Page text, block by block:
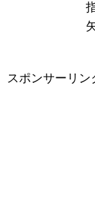
スポンサーリン